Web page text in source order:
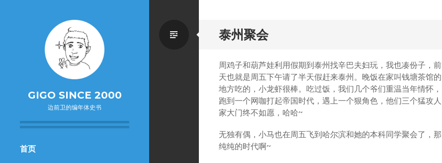
GIGO SINCE 2000
边前卫的编年体史书
SKIP
首页
泰州聚会
Standard
周鸡子和葫芦娃利用假期到泰州找辛巴夫妇玩，我也凑份子，前
天也就是周五下午请了半天假赶来泰州。晚饭在家叫钱塘茶馆的
地方吃的，小龙虾很棒。吃过饭，我们几个爷们重温当年情怀，
跑到一个网咖打起帝国时代，遇上一个狠角色，他们三个猛攻人
家大门终不如愿，哈哈~
无独有偶，小马也在周五飞到哈尔滨和她的本科同学聚会了，那
纯纯的时代啊~